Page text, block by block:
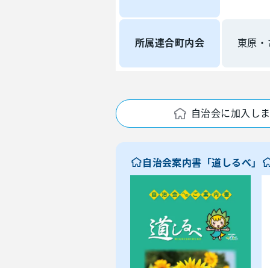
所属連合町内会 東原
自治会に加入し
自治会案内書「道しるべ」